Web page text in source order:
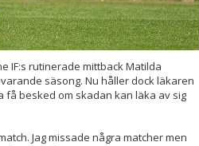
IF:s rutinerade mittback Matilda
säsong. Nu håller dock läkaren
besked om skadan kan läka av sig
Jag missade några matcher men